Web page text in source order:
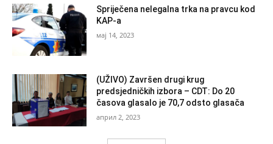
Spriječena nelegalna trka na pravcu kod
KAP-a
мај 14, 2023
(UŽIVO) Završen drugi krug
predsjedničkih izbora – CDT: Do 20
časova glasalo je 70,7 odsto glasača
април 2, 2023